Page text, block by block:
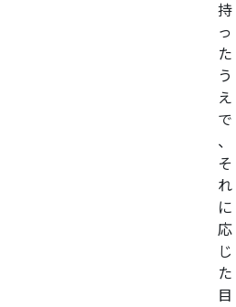
持
っ
た
う
え
で
、
そ
れ
に
応
じ
た
目